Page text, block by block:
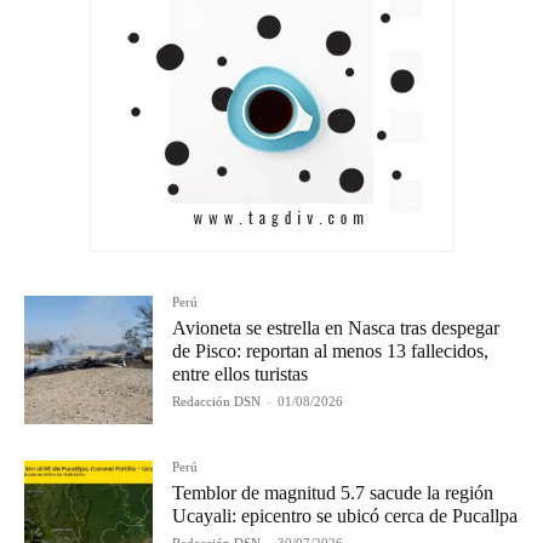
Perú
Avioneta se estrella en Nasca tras despegar
de Pisco: reportan al menos 13 fallecidos,
entre ellos turistas
Redacción DSN - 01/08/2026
Perú
Temblor de magnitud 5.7 sacude la región
Ucayali: epicentro se ubicó cerca de Pucallpa